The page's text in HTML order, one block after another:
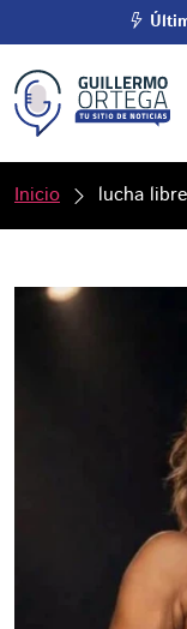
Inicio lucha libre